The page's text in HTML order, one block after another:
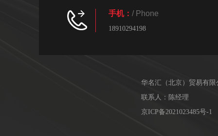
手机： / Phone
18910294198
华名汇（北京）贸易有限
联系人：陈经理
京ICP备2021023485号-1